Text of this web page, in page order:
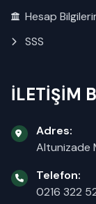
Hesap
SSS
İLETİŞİM
Adres:
Altunizade
Telefon:
0216 322